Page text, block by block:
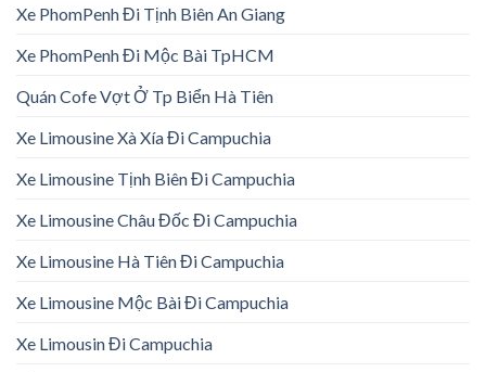
Xe PhomPenh Đi Tịnh Biên An Giang
Xe PhomPenh Đi Mộc Bài TpHCM
Quán Cofe Vợt Ở Tp Biển Hà Tiên
Xe Limousine Xà Xía Đi Campuchia
Xe Limousine Tịnh Biên Đi Campuchia
Xe Limousine Châu Đốc Đi Campuchia
Xe Limousine Hà Tiên Đi Campuchia
Xe Limousine Mộc Bài Đi Campuchia
Xe Limousin Đi Campuchia